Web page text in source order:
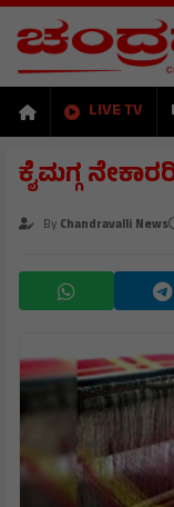
LIVE TV
ಕೈಮಗ್ಗ
By Chandravalli News